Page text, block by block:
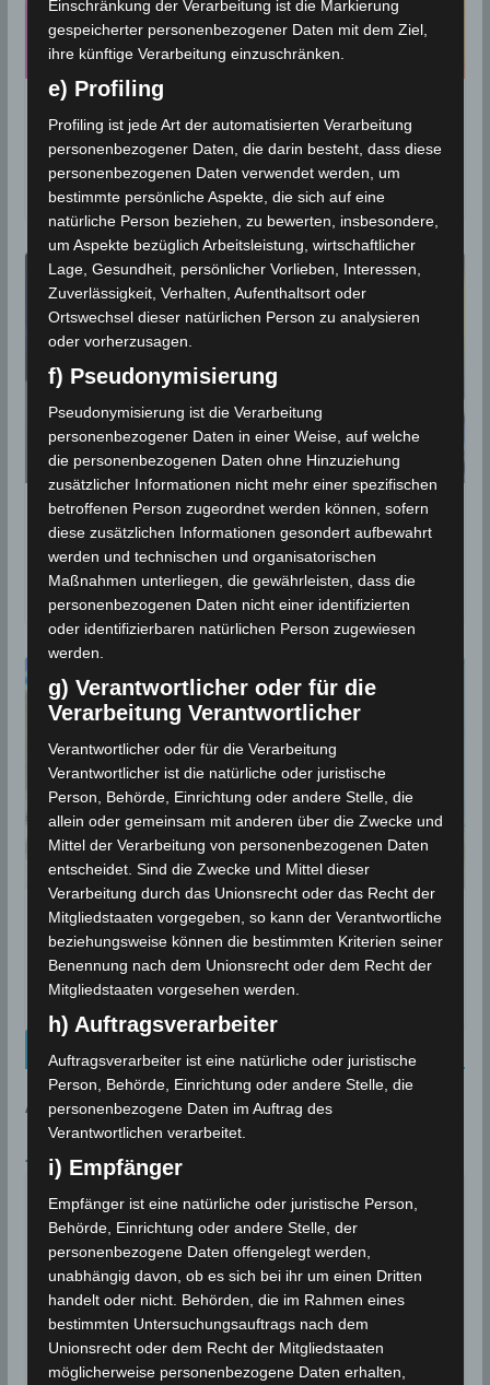
Rückgang der Temperaturen ab
Samstag, 3. August 2024 erwartet
2. August 2024
Opferfest Aïd Al Idha 1445/2024: Das
Wetter an den Feiertagen
15. Juni 2024
Tunesien: Ab Mittwoch bis Ende April
2024 wechselhaft und feucht
22. April 2024
Kalenderblatt Neu
AN DIESEM TAG:
7. AUGUST
2018
Deutschland: Durch Trockenheit
entstandener Großbrand bei
Siegburg
Deutschland: Ein durch Trockenheit
entstandener Großbrand bei Siegburg zerstört
mehrere…
Wettergeschehen (Meteorologie) Weiterlesen
Einschränkung der Verarbeitung ist die Markierung
gespeicherter personenbezogener Daten mit dem Ziel,
ihre künftige Verarbeitung einzuschränken.
e) Profiling
Profiling ist jede Art der automatisierten Verarbeitung
personenbezogener Daten, die darin besteht, dass diese
personenbezogenen Daten verwendet werden, um
bestimmte persönliche Aspekte, die sich auf eine
natürliche Person beziehen, zu bewerten, insbesondere,
um Aspekte bezüglich Arbeitsleistung, wirtschaftlicher
Lage, Gesundheit, persönlicher Vorlieben, Interessen,
Zuverlässigkeit, Verhalten, Aufenthaltsort oder
Ortswechsel dieser natürlichen Person zu analysieren
oder vorherzusagen.
f) Pseudonymisierung
Pseudonymisierung ist die Verarbeitung
personenbezogener Daten in einer Weise, auf welche
die personenbezogenen Daten ohne Hinzuziehung
zusätzlicher Informationen nicht mehr einer spezifischen
betroffenen Person zugeordnet werden können, sofern
diese zusätzlichen Informationen gesondert aufbewahrt
werden und technischen und organisatorischen
Maßnahmen unterliegen, die gewährleisten, dass die
personenbezogenen Daten nicht einer identifizierten
oder identifizierbaren natürlichen Person zugewiesen
werden.
g) Verantwortlicher oder für die
Verarbeitung Verantwortlicher
Verantwortlicher oder für die Verarbeitung
Verantwortlicher ist die natürliche oder juristische
Person, Behörde, Einrichtung oder andere Stelle, die
allein oder gemeinsam mit anderen über die Zwecke und
Mittel der Verarbeitung von personenbezogenen Daten
entscheidet. Sind die Zwecke und Mittel dieser
Verarbeitung durch das Unionsrecht oder das Recht der
Mitgliedstaaten vorgegeben, so kann der Verantwortliche
beziehungsweise können die bestimmten Kriterien seiner
Benennung nach dem Unionsrecht oder dem Recht der
Mitgliedstaaten vorgesehen werden.
h) Auftragsverarbeiter
Auftragsverarbeiter ist eine natürliche oder juristische
Person, Behörde, Einrichtung oder andere Stelle, die
personenbezogene Daten im Auftrag des
Verantwortlichen verarbeitet.
i) Empfänger
Empfänger ist eine natürliche oder juristische Person,
Behörde, Einrichtung oder andere Stelle, der
personenbezogene Daten offengelegt werden,
unabhängig davon, ob es sich bei ihr um einen Dritten
handelt oder nicht. Behörden, die im Rahmen eines
bestimmten Untersuchungsauftrags nach dem
Unionsrecht oder dem Recht der Mitgliedstaaten
möglicherweise personenbezogene Daten erhalten,